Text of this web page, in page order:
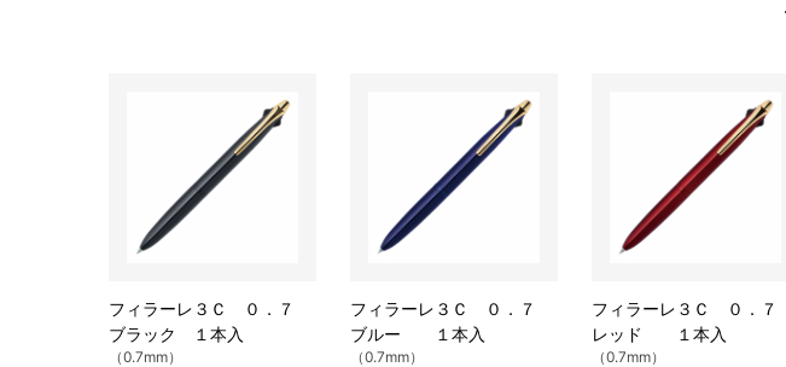
フィラーレ３Ｃ ０．７
ブラック １本入
（0.7mm）
フィラーレ３Ｃ ０．７
ブルー １本入
（0.7mm）
フィラーレ３Ｃ ０．７
レッド １本入
（0.7mm）